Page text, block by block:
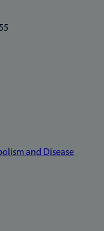
and Disease